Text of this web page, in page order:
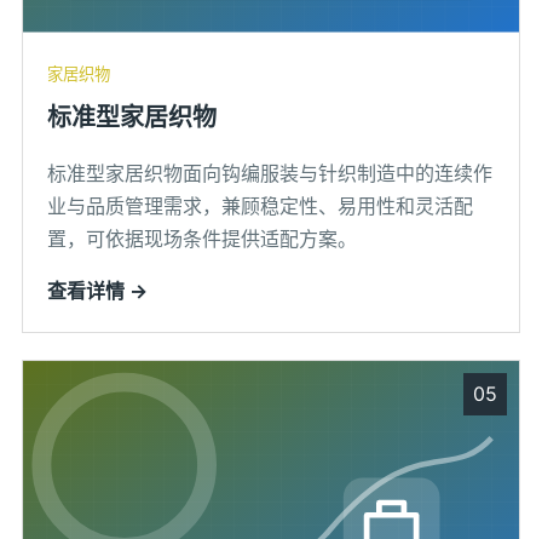
家居织物
标准型家居织物
标准型家居织物面向钩编服装与针织制造中的连续作
业与品质管理需求，兼顾稳定性、易用性和灵活配
置，可依据现场条件提供适配方案。
查看详情 →
05